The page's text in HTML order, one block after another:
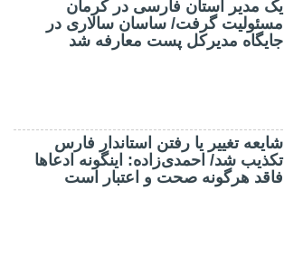
یک مدیر استان فارسی در کرمان
مسئولیت گرفت/ ساسان سالاری در
جایگاه مدیرکل پست معارفه شد
شایعه تغییر یا رفتن استاندار فارس
تکذیب شد/ احمدی‌زاده: اینگونه ادعاها
فاقد هرگونه صحت و اعتبار است